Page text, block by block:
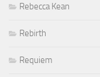
Rebecca Kean
Rebirth
Requiem